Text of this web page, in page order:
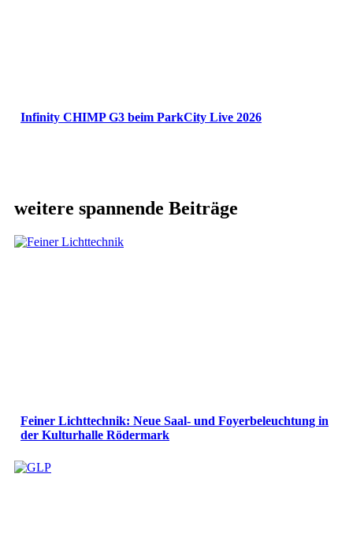
Infinity CHIMP G3 beim ParkCity Live 2026
weitere spannende Beiträge
Feiner Lichttechnik: Neue Saal- und Foyerbeleuchtung in
der Kulturhalle Rödermark